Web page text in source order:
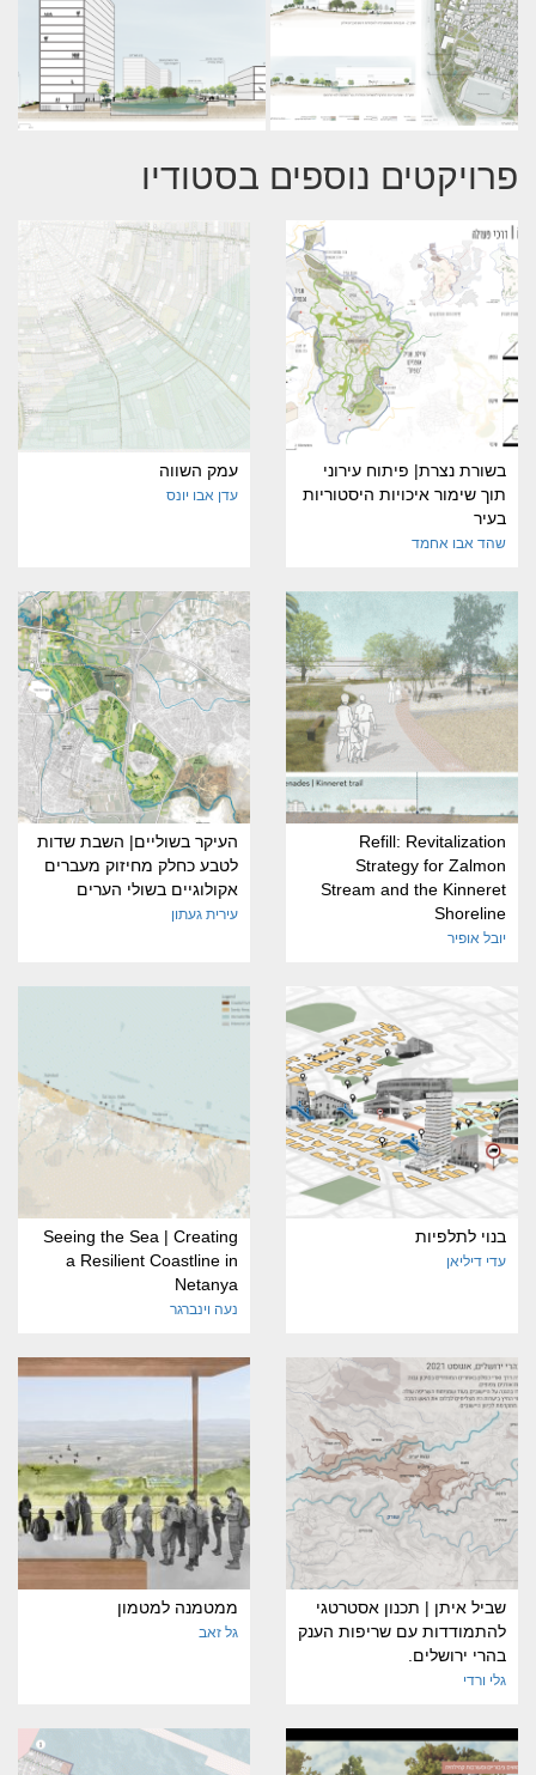
פרויקטים נוספים בסטודיו
בשורת נצרת| פיתוח עירוני
תוך שימור איכויות היסטוריות
בעיר
שהד אבו אחמד
עמק השווה
עדן אבו יונס
Refill: Revitalization
Strategy for Zalmon
Stream and the Kinneret
Shoreline
יובל אופיר
העיקר בשוליים| השבת שדות
לטבע כחלק מחיזוק מעברים
אקולוגיים בשולי הערים
עירית געתון
בנוי לתלפיות
עדי דיליאן
Seeing the Sea | Creating
a Resilient Coastline in
Netanya
נעה וינברגר
שביל איתן | תכנון אסטרטגי
להתמודדות עם שריפות הענק
בהרי ירושלים.
גלי ורדי
ממטמנה למטמון
גל זאב